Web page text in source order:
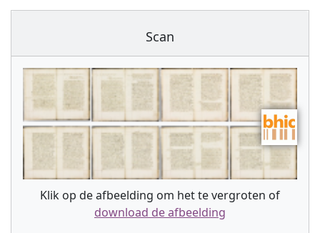
Scan
Klik op de afbeelding om het te vergroten of
download de afbeelding